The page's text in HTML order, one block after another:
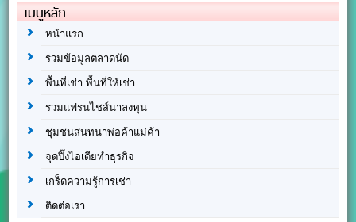
เมนูหลัก
หน้าแรก
รวมข้อมูลตลาดนัด
พื้นที่เช่า พื้นที่ให้เช่า
รวมแฟรนไชส์น่าลงทุน
ชุมชนสนทนาพ่อค้าแม่ค้า
จุดปิ๊งไอเดียทำธุรกิจ
เกร็ดความรู้การเช่า
ติดต่อเรา